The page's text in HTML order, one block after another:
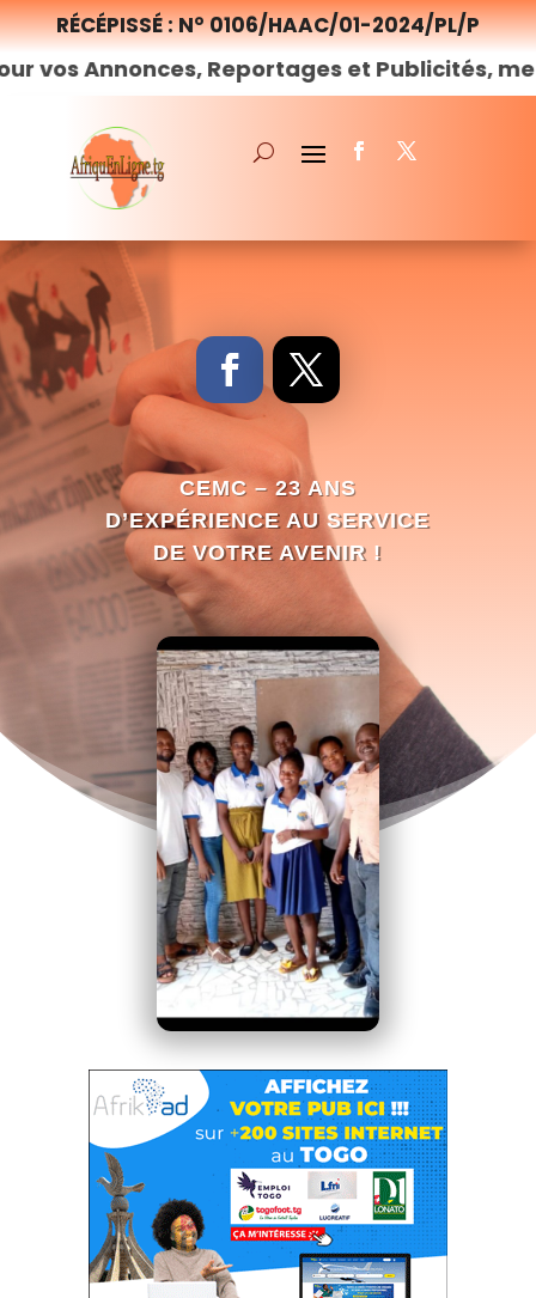
RÉCÉPISSÉ : N° 0106/HAAC/01-2024/PL/P
Reportages et Publicités, merci de
CEMC – 23 ANS
D’EXPÉRIENCE AU SERVICE
DE VOTRE AVENIR !